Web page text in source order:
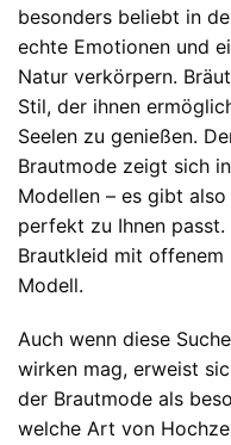
besonders beliebt in
echte Emotionen und
Natur verkörpern.
Stil, der ihnen
Seelen zu genießen.
Brautmode zeigt sich
Modellen – es gibt
perfekt zu Ihnen
Brautkleid mit offenem
Modell.
Auch wenn diese
wirken mag, erweist
der Brautmode als
welche Art von